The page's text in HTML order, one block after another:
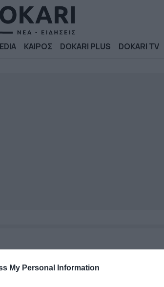
My Personal Information
ΚΑΙΡΟΣ DOKARI PLUS DOKARI TV